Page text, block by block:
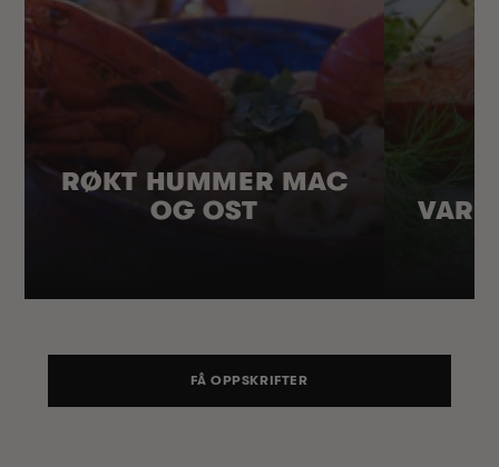
RØKT HUMMER MAC
OG OST
FÅ OPPSKRIFTER